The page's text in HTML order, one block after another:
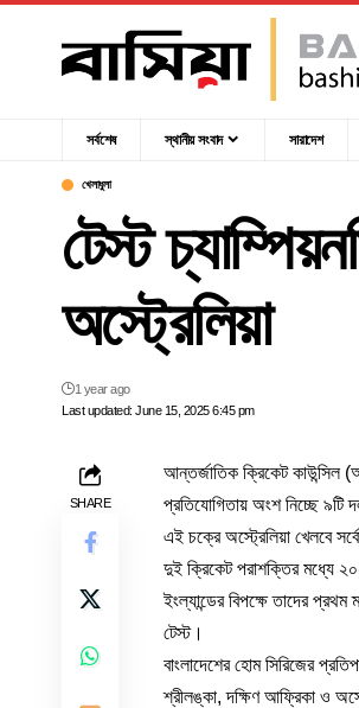
সর্বশেষ স্থানীয় সংবাদ সারাদেশ
খেলাধুলা
টেস্ট
অস্ট্রেলিয়া
Last updated: June 15, 2025 6:45 pm
1 year ago
SHARE
আন্তর্জাতিক ক্রিকেট কাউন্সিল
প্রতিযোগিতায় অংশ নিচ্ছে ৯টি
এই চক্রে অস্ট্রেলিয়া খেলবে
দুই ক্রিকেট পরাশক্তির মধ্যে
ইংল্যান্ডের বিপক্ষে তাদের
টেস্ট।
বাংলাদেশের হোম সিরিজের
শ্রীলঙ্কা, দক্ষিণ আফ্রিকা ও